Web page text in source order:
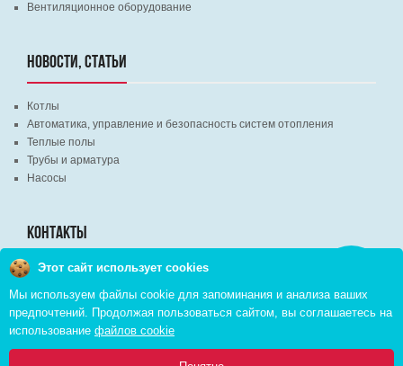
Вентиляционное оборудование
НОВОСТИ, СТАТЬИ
Котлы
Автоматика, управление и безопасность систем отопления
Теплые полы
Трубы и арматура
Насосы
КОНТАКТЫ
г. Минск, ВЦ "Экспобел", строительный рынок, павильон № 8c
г. Минск, ул. М. Лынькова, д. 35, пом. 199
+375 (29) 110-46-46 (А1)
+375 (29) 373-90-16 (A1)
Этот сайт использует cookies
Мы используем файлы cookie для запоминания и анализа ваших
предпочтений. Продолжая пользоваться сайтом, вы соглашаетесь на
использование файлов cookie